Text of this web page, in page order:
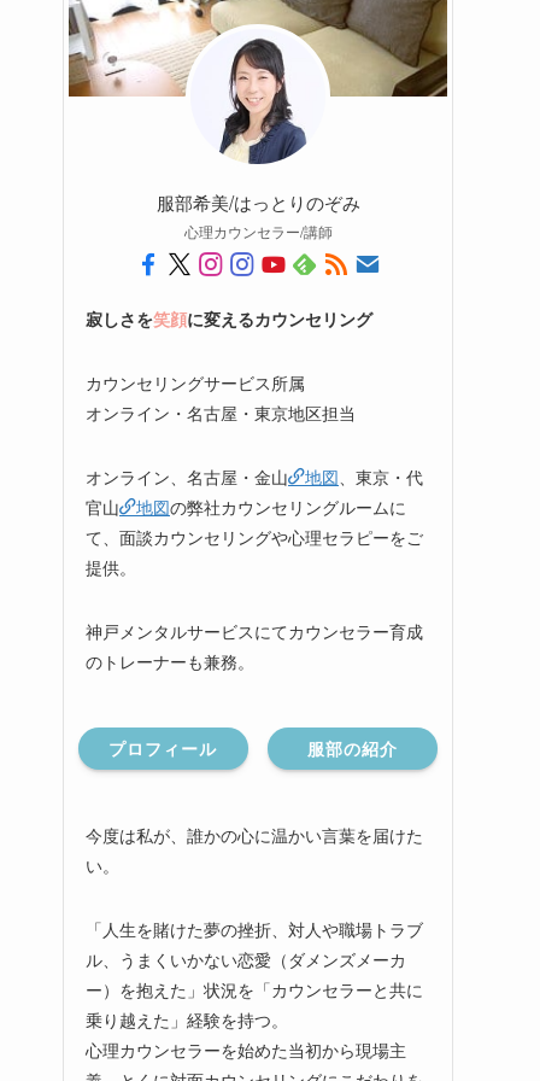
服部希美/はっとりのぞみ
心理カウンセラー/講師
寂しさを笑顔に変えるカウンセリング
カウンセリングサービス所属
オンライン・名古屋・東京地区担当
オンライン、名古屋・金山 地図、東京・代
官山
地図の弊社カウンセリングルームに
て、面談カウンセリングや心理セラピーをご
提供。
神戸メンタルサービスにてカウンセラー育成
のトレーナーも兼務。
プロフィール 服部の紹介
今度は私が、誰かの心に温かい言葉を届けた
い。
「人生を賭けた夢の挫折、対人や職場トラブ
ル、うまくいかない恋愛（ダメンズメーカ
ー）を抱えた」状況を「カウンセラーと共に
乗り越えた」経験を持つ。
心理カウンセラーを始めた当初から現場主